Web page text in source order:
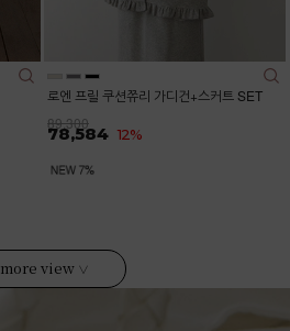
로엔 프릴 쿠션쮸리 가디건+스커트 SET
89,300
78,584 12%
more view ∨